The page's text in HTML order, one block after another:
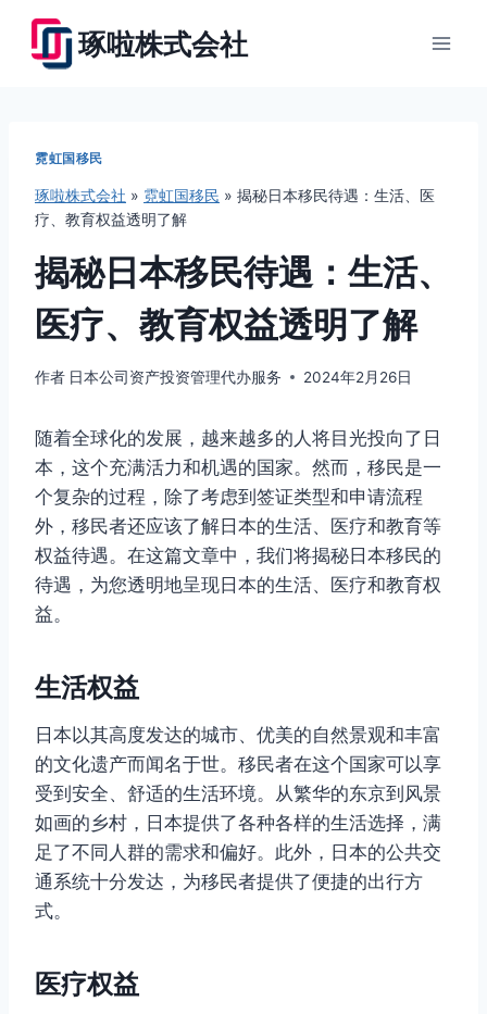
琢啦株式会社
霓虹国移民
琢啦株式会社 » 霓虹国移民 » 揭秘日本移民待遇：生活、医
疗、教育权益透明了解
揭秘日本移民待遇：生活、
医疗、教育权益透明了解
作者 日本公司资产投资管理代办服务 2024年2月26日
随着全球化的发展，越来越多的人将目光投向了日
本，这个充满活力和机遇的国家。然而，移民是一
个复杂的过程，除了考虑到签证类型和申请流程
外，移民者还应该了解日本的生活、医疗和教育等
权益待遇。在这篇文章中，我们将揭秘日本移民的
待遇，为您透明地呈现日本的生活、医疗和教育权
益。
生活权益
日本以其高度发达的城市、优美的自然景观和丰富
的文化遗产而闻名于世。移民者在这个国家可以享
受到安全、舒适的生活环境。从繁华的东京到风景
如画的乡村，日本提供了各种各样的生活选择，满
足了不同人群的需求和偏好。此外，日本的公共交
通系统十分发达，为移民者提供了便捷的出行方
式。
医疗权益